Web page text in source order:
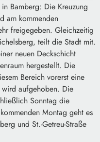
Bamberg: Die Kreuzung
am kommenden
freigegeben. Gleichzeitig
teilt die Stadt mit.
neuen Deckschicht
hergestellt. Die
Bereich vorerst eine
wird aufgehoben. Die
Sonntag die
Montag geht es
und St.-Getreu-Straße